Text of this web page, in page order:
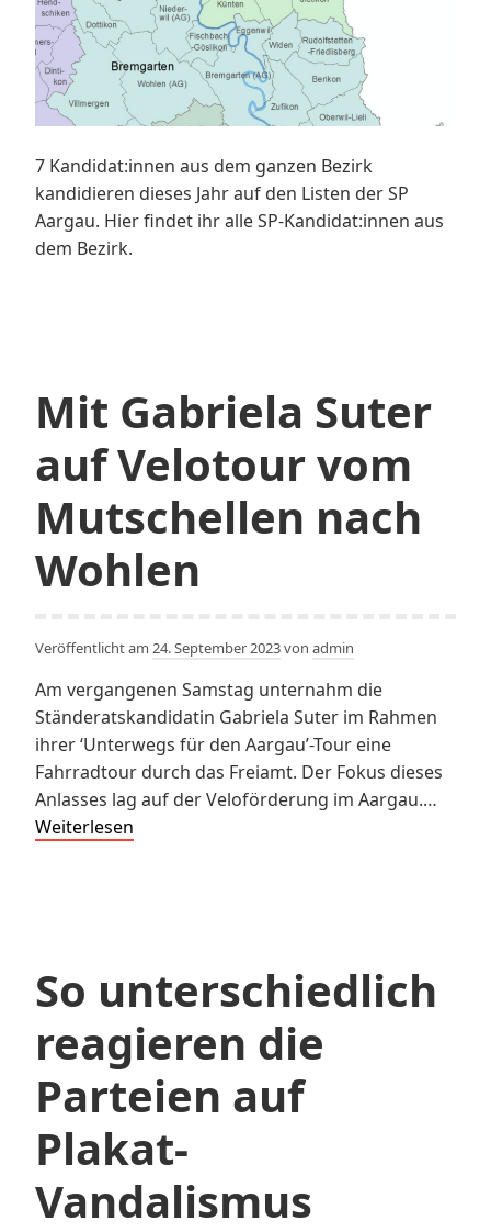
7 Kandidat:innen aus dem ganzen Bezirk
kandidieren dieses Jahr auf den Listen der SP
Aargau. Hier findet ihr alle SP-Kandidat:innen aus
dem Bezirk.
Mit Gabriela Suter
auf Velotour vom
Mutschellen nach
Wohlen
Veröffentlicht am 24. September 2023von admin
Am vergangenen Samstag unternahm die
Ständeratskandidatin Gabriela Suter im Rahmen
ihrer ‘Unterwegs für den Aargau’-Tour eine
Fahrradtour durch das Freiamt. Der Fokus dieses
Anlasses lag auf der Veloförderung im Aargau.…
Weiterlesen
Mutschellen
Wohlen
So unterschiedlich
reagieren die
Parteien auf
Plakat-
Vandalismus